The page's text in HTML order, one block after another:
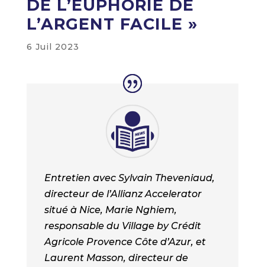
DE L’EUPHORIE DE
L’ARGENT FACILE »
6 Juil 2023
Entretien avec Sylvain Theveniaud,
directeur de l’Allianz Accelerator
situé à Nice, Marie Nghiem,
responsable du Village by Crédit
Agricole Provence Côte d’Azur, et
Laurent Masson, directeur de